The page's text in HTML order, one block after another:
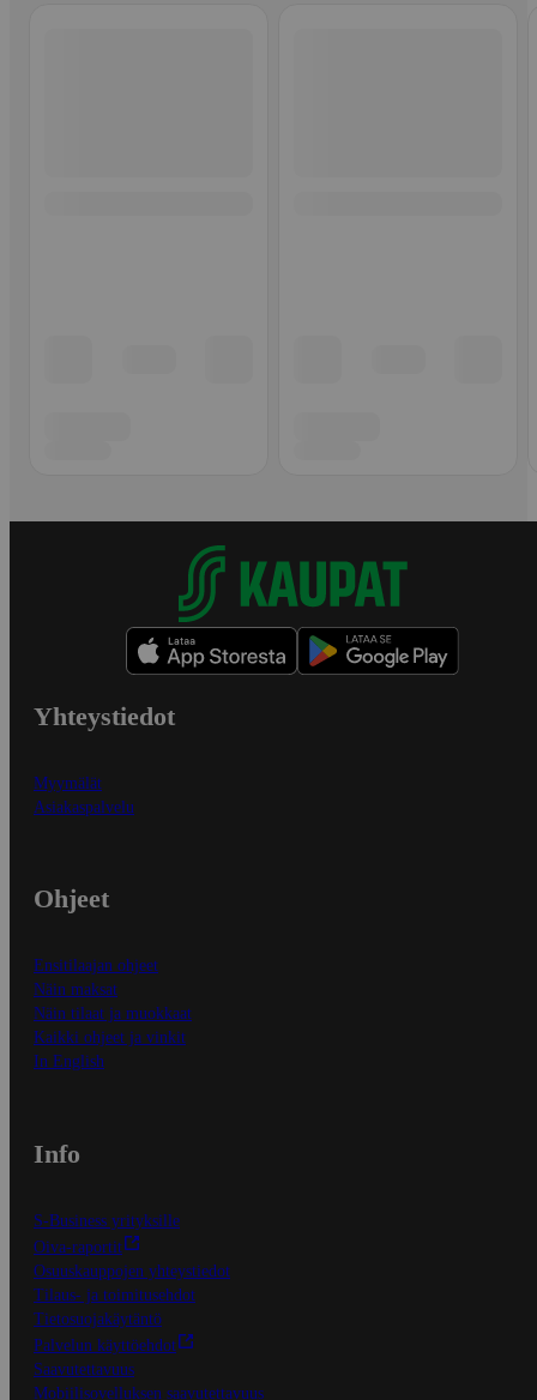
Yhteystiedot
Myymälät
Asiakaspalvelu
Ohjeet
Ensitilaajan ohjeet
Näin maksat
Näin tilaat ja muokkaat
Kaikki ohjeet ja vinkit
In English
Info
S-Business yrityksille
Oiva-raportit
Osuuskauppojen yhteystiedot
Tilaus- ja toimitusehdot
Tietosuojakäytäntö
Palvelun käyttöehdot
Saavutettavuus
Mobiilisovelluksen saavutettavuus